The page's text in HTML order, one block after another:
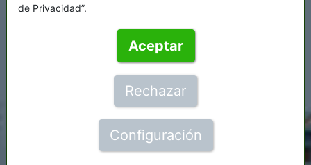
de Privacidad”.
Aceptar
Rechazar
Configuración